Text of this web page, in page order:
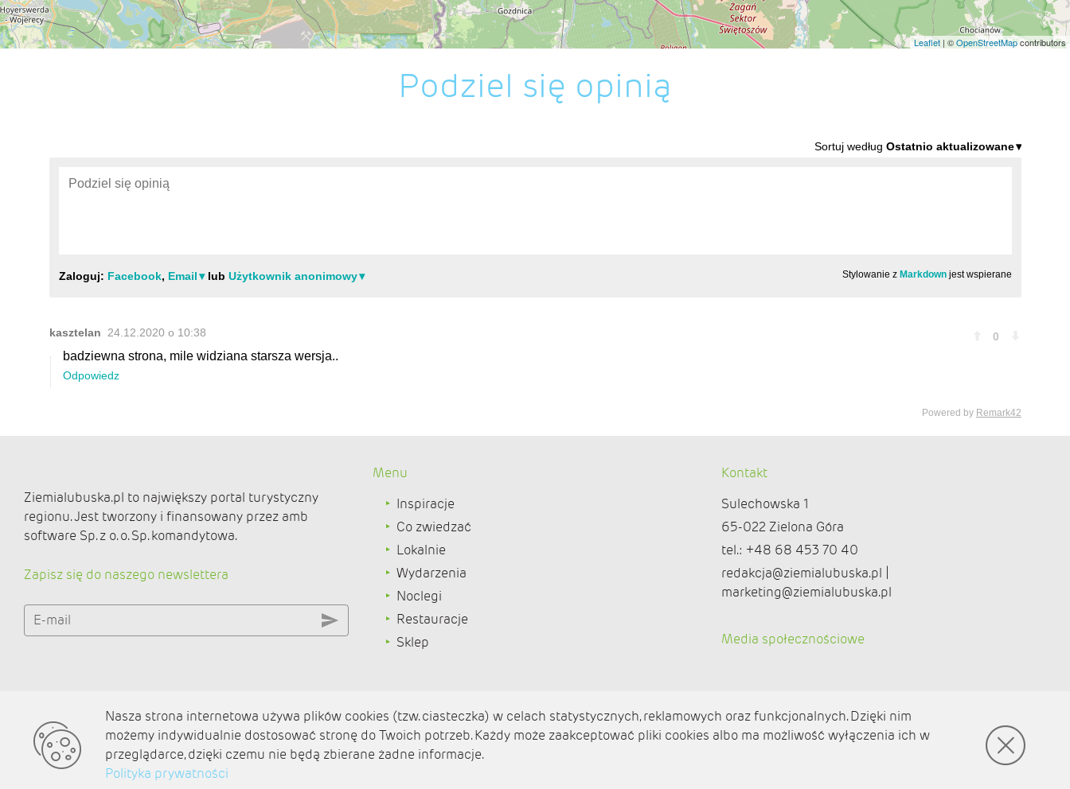
Leaflet | ©OpenStreetMapcontributors
Podziel się opinią
Ziemialubuska.pl to największy portal turystyczny
regionu. Jest tworzony i finansowany przez amb
software Sp. z o. o. Sp. komandytowa.
Zapisz się do naszego newslettera
E-mail
Menu
Inspiracje
Co zwiedzać
Lokalnie
Wydarzenia
Noclegi
Restauracje
Sklep
Kontakt
Sulechowska 1
65-022 Zielona Góra
tel.: +48 68 453 70 40
redakcja@ziemialubuska.pl |
marketing@ziemialubuska.pl
Media społecznościowe
O nas
Kontakt
Polityka prywatności
Aktualności
Zaplanuj podróż
Nasza strona internetowa używa plików cookies (tzw. ciasteczka) w celach statystycznych, reklamowych oraz funkcjonalnych. Dzięki nim
możemy indywidualnie dostosować stronę do Twoich potrzeb. Każdy może zaakceptować pliki cookies albo ma możliwość wyłączenia ich w
przeglądarce, dzięki czemu nie będą zbierane żadne informacje.
Polityka prywatności